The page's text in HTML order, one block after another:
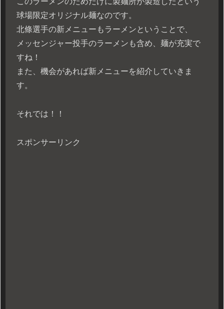
球場限定オリジナル麺なのです。
北條選手の新メニューもラーメンということで、
メッセンジャー投手のラーメンも含め、麺が充実で
すね！
また、機会があれば新メニューを紹介していきま
す。
それでは！！
スポンサーリンク